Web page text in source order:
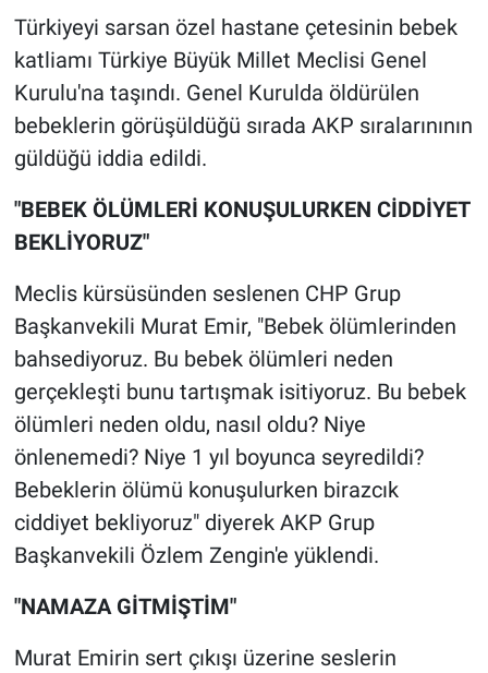
Türkiyeyi sarsan özel hastane çetesinin bebek
katliamı Türkiye Büyük Millet Meclisi Genel
Kurulu'na taşındı. Genel Kurulda öldürülen
bebeklerin görüşüldüğü sırada AKP sıralarınının
güldüğü iddia edildi.
"BEBEK ÖLÜMLERİ KONUŞULURKEN CİDDİYET
BEKLİYORUZ"
Meclis kürsüsünden seslenen CHP Grup
Başkanvekili Murat Emir, "Bebek ölümlerinden
bahsediyoruz. Bu bebek ölümleri neden
gerçekleşti bunu tartışmak isitiyoruz. Bu bebek
ölümleri neden oldu, nasıl oldu? Niye
önlenemedi? Niye 1 yıl boyunca seyredildi?
Bebeklerin ölümü konuşulurken birazcık
ciddiyet bekliyoruz" diyerek AKP Grup
Başkanvekili Özlem Zengin'e yüklendi.
"NAMAZA GİTMİŞTİM"
Murat Emirin sert çıkışı üzerine seslerin
Haber
İlan
Koronavirüs
Kültür Sanat
Ne demişti
Nedir
Popüler
Programlar
Sağlık